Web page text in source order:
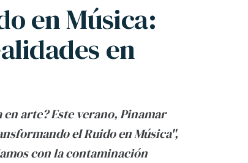
en Música:
en
arte? Este verano, Pinamar
el Ruido en Música",
con la contaminación